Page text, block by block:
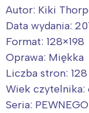
Autor: Kiki
Data wydania:
Format: 128×198
Oprawa: Miękka
Liczba stron: 128
Wiek czytelnika:
Seria: